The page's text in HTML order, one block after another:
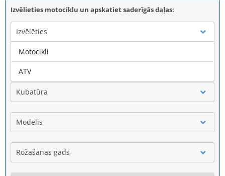
Izvēlieties motociklu un apskatiet saderīgās daļas:
Izvēlēties
Marka
Kubatūra
Modelis
Rožašanas gads
Motocikli
ATV